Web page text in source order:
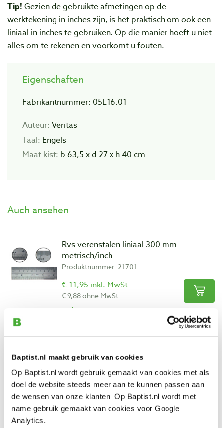
Baptist.nl maakt gebruik van cookies
Op Baptist.nl wordt gebruik gemaakt van cookies met als
doel de website steeds meer aan te kunnen passen aan
de wensen van onze klanten. Op Baptist.nl wordt met
name gebruik gemaakt van cookies voor Google
Analytics.
Tip! Gezien de gebruikte afmetingen op de
werktekening in inches zijn, is het praktisch om ook een
liniaal in inches te gebruiken. Op die manier hoeft u niet
alles om te rekenen en voorkomt u fouten.
Eigenschaften
Fabrikantnummer: 05L16.01
Auteur: Veritas
Taal: Engels
Maat kist: b 63,5 x d 27 x h 40 cm
Auch ansehen
Rvs verenstalen liniaal 300 mm
metrisch/inch
Produktnummer: 21701
€ 11,95 inkl. MwSt
€ 9,88 ohne MwSt
Auf Lager
Rvs verenstalen liniaal 600 mm
metrisch/inch
Produktnummer: 21703
€ 19,60 inkl. MwSt
€ 16,20 ohne MwSt